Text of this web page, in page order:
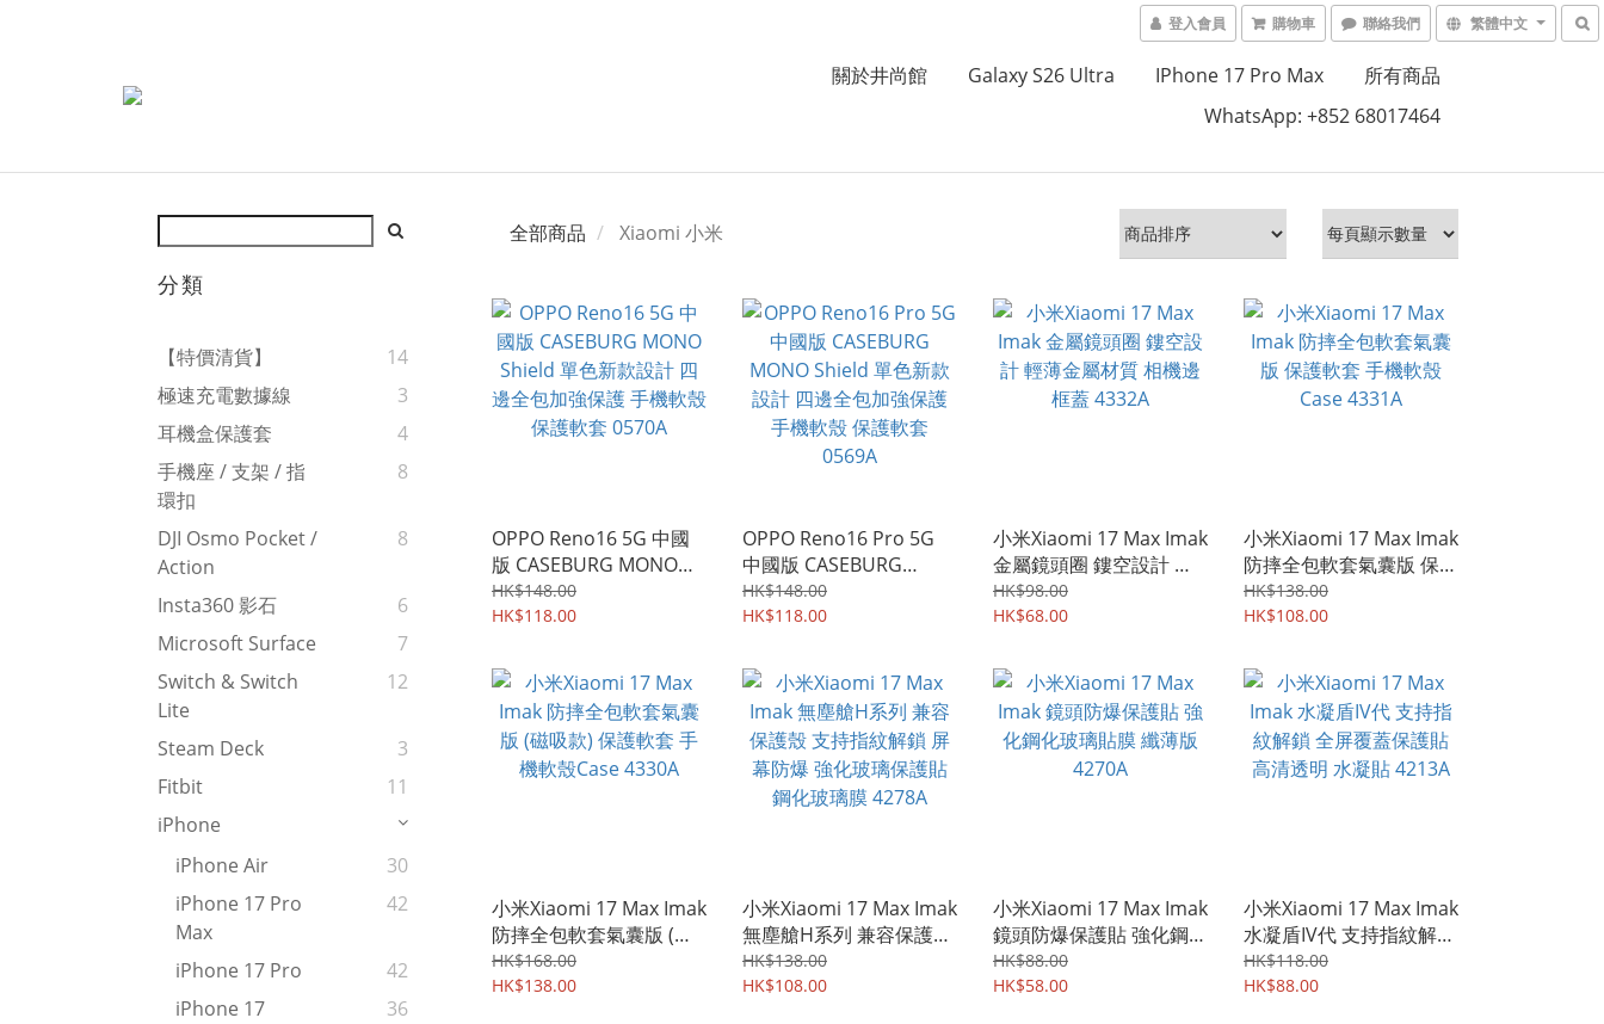
登入會員 購物車 聯絡我們 繁體中文
關於井尚館 Galaxy S26 Ultra IPhone 17 Pro Max
所有商品
WhatsApp: +852 68017464
分類
【特價清貨】
14
極速充電數據線
3
耳機盒保護套
4
手機座 / 支架 / 指
環扣
8
DJI Osmo Pocket /
Action
8
Insta360 影石
6
Microsoft Surface
7
Switch & Switch
Lite
12
Steam Deck
3
Fitbit
11
iPhone
iPhone Air
30
iPhone 17 Pro
Max
42
iPhone 17 Pro
42
iPhone 17
36
全部商品 Xiaomi 小米
OPPO Reno16 5G 中國
版 CASEBURG MONO
Shield 單色新款設計 四
邊全包加強保護 手機軟殼
HK$148.00
HK$118.00
OPPO Reno16 Pro 5G
中國版 CASEBURG
MONO Shield 單色新款
設計 四邊全包加強保護
0569A
HK$148.00
HK$118.00
小米Xiaomi 17 Max Imak
金屬鏡頭圈 鏤空設計 輕
薄金屬材質 相機邊框蓋
4332A
HK$98.00
HK$68.00
小米Xiaomi 17 Max Imak
防摔全包軟套氣囊版 保護
軟套 手機軟殼Case
4331A
HK$138.00
HK$108.00
小米Xiaomi 17 Max Imak
防摔全包軟套氣囊版 (磁
吸款) 保護軟套 手機軟殼
Case 4330A
HK$168.00
HK$138.00
小米Xiaomi 17 Max Imak
無塵艙H系列 兼容保護殼
支持指紋解鎖 屏幕防爆
強化玻璃保護貼 鋼化玻璃
HK$138.00
HK$108.00
小米Xiaomi 17 Max Imak
鏡頭防爆保護貼 強化鋼化
玻璃貼膜 纖薄版 4270A
HK$88.00
HK$58.00
小米Xiaomi 17 Max Imak
水凝盾IV代 支持指紋解鎖
全屏覆蓋保護貼 高清透明
水凝貼 4213A
HK$118.00
HK$88.00